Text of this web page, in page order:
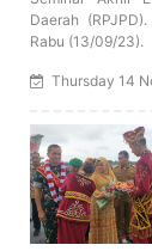
Daerah
Rabu (13/09/23).
Thursday 14